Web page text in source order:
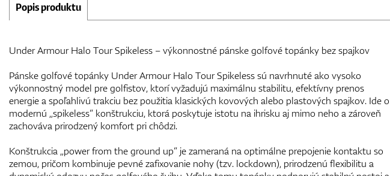
Popis produktu
Under Armour Halo Tour Spikeless – výkonnostné pánske golfové topánky bez spajkov
Pánske golfové topánky Under Armour Halo Tour Spikeless sú navrhnuté ako vysoko
výkonnostný model pre golfistov, ktorí vyžadujú maximálnu stabilitu, efektívny prenos
energie a spoľahlivú trakciu bez použitia klasických kovových alebo plastových spajkov. Ide o
modernú „spikeless“ konštrukciu, ktorá poskytuje istotu na ihrisku aj mimo neho a zároveň
zachováva prirodzený komfort pri chôdzi.
Konštrukcia „power from the ground up“ je zameraná na optimálne prepojenie kontaktu so
zemou, pričom kombinuje pevné zafixovanie nohy (tzv. lockdown), prirodzenú flexibilitu a